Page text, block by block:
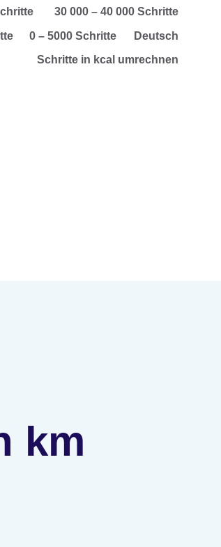
30 000 – 40 000 Schritte
0 – 5000 Schritte Deutsch
Schritte in kcal umrechnen
km